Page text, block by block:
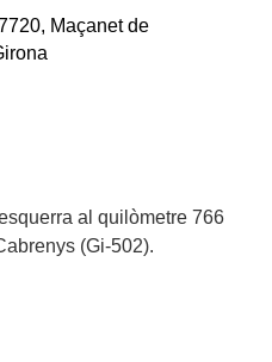
Maçanet de
al quilòmetre 766
(Gi-502).